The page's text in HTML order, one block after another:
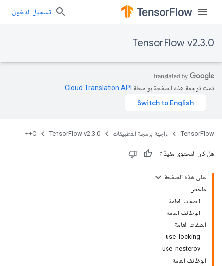
تسجيل الدخول
TensorFlow v2.3.0
تمت ترجمة هذه الصفحة بواسطة Cloud Translation API‏
TensorFlow واجهة برمجة التطبيقات TensorFlow v2.3.0
C++
هل كان المحتوى مفيدًا؟
على هذه الصفحة
ملخص
الصفات العامة
الوظائف العامة
الصفات العامة
use_locking_
use_nesterov_
الوظائف العامة